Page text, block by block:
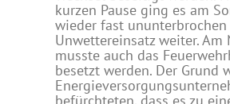
kurzen Pause ging es am
wieder fast
Unwettereinsatz weiter. Am
musste auch das
besetzt werden. Der Grund
befürchteten, dass es zu